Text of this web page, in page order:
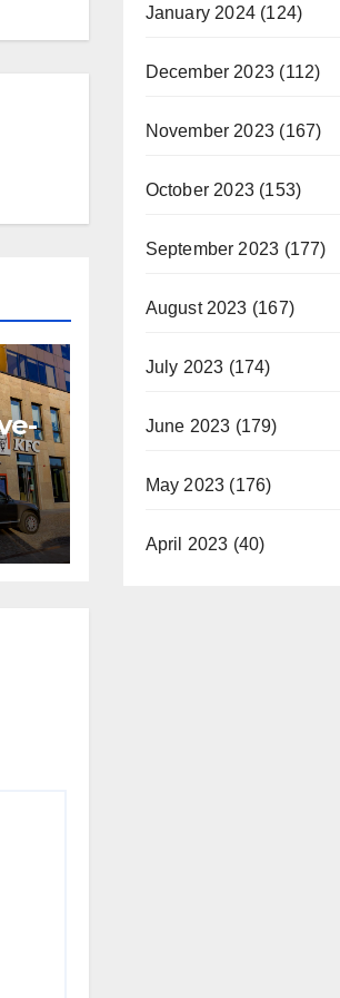
January 2024(124)
December 2023 (112)
November 2023 (167)
October 2023(153)
September 2023 (177)
August 2023 (167)
July 2023 (174)
June 2023 (179)
May 2023 (176)
April 2023 (40)